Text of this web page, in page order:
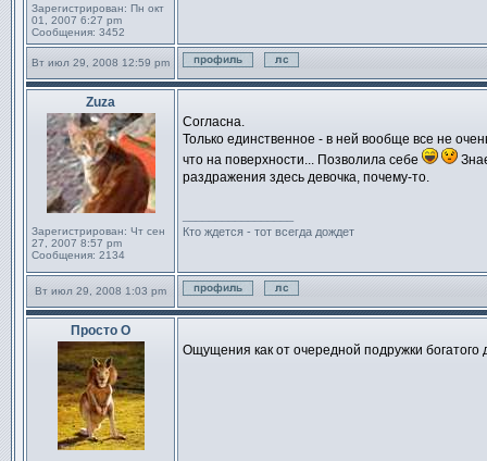
Зарегистрирован: Пн окт
01, 2007 6:27 pm
Сообщения: 3452
Вт июл 29, 2008 12:59 pm
Профиль
Отправить личное
Zuza
Зарегистрирован: Чт сен
27, 2007 8:57 pm
Сообщения: 2134
Согласна.
Только единственное - в ней вообще все не
что на поверхности... Позволила себе
раздражения здесь девочка, почему-то.
Кто ждется - тот всегда дождет
Вт июл 29, 2008 1:03 pm
Профиль
Отправить личное
Просто О
Ощущения как от очередной подружки богатого